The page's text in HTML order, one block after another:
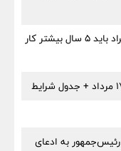
شرط جدید بازنشستگی اجرایی شد؛ این افراد باید ۵ سال بیشتر کار
به ادعای